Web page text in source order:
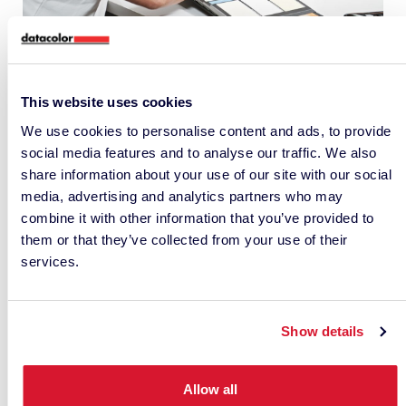
This website uses cookies
We use cookies to personalise content and ads, to provide
social media features and to analyse our traffic. We also
share information about your use of our site with our social
media, advertising and analytics partners who may
combine it with other information that you’ve provided to
them or that they’ve collected from your use of their
services.
Show details
Allow all
Quelles sont les caractéristiques les plus
marquantes ?
Nous avons créé des guides pour trois d’entre eux
: Lamaintenance des lignes de produits, la
cartographie des gamuts et lacorrection
intelligente.
Je suis intrigué, mais je vais avoir besoin de voir
une fiche technique d’abord.
Vous avez dit que c’était un « guide ultime », mais
Nous avons pensé que vous pourriez dire ça.